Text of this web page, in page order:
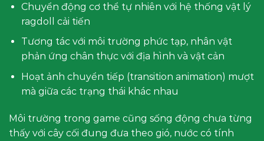
Chuyển động cơ thể tự nhiên với hệ thống vật lý
ragdoll cải tiến
Tương tác với môi trường phức tạp, nhân vật
phản ứng chân thực với địa hình và vật cản
Hoạt ảnh chuyển tiếp (transition animation) mượt
mà giữa các trạng thái khác nhau
Môi trường trong game cũng sống động chưa từng
thấy với cây cối đung đưa theo gió, nước có tính